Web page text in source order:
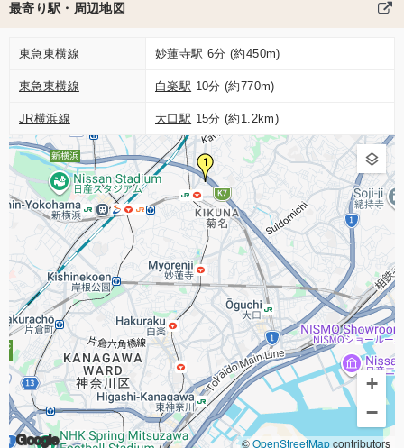
最寄り駅・周辺地図
東急東横線 妙蓮寺駅 6分 (約450m)
東急東横線 白楽駅 10分 (約770m)
JR横浜線 大口駅 15分 (約1.2km)
1
Google
+
−
©OpenStreetMapcontributors